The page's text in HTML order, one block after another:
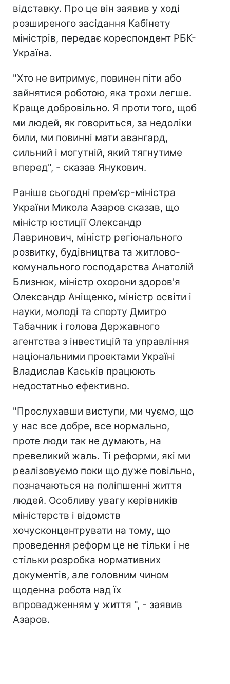
відставку. Про це він заявив у ході
розширеного засідання Кабінету
міністрів, передає кореспондент РБК-
Україна.
"Хто не витримує, повинен піти або
зайнятися роботою, яка трохи легше.
Краще добровільно. Я проти того, щоб
ми людей, як говориться, за недоліки
били, ми повинні мати авангард,
сильний і могутній, який тягнутиме
вперед", - сказав Янукович.
Раніше сьогодні прем’єр-міністра
України Микола Азаров сказав, що
міністр юстиції Олександр
Лавринович, міністр регіонального
розвитку, будівництва та житлово-
комунального господарства Анатолій
Близнюк, міністр охорони здоров'я
Олександр Аніщенко, міністр освіти і
науки, молоді та спорту Дмитро
Табачник і голова Державного
агентства з інвестицій та управління
національними проектами Україні
Владислав Каськів працюють
недостатньо ефективно.
"Прослухавши виступи, ми чуємо, що
у нас все добре, все нормально,
проте люди так не думають, на
превеликий жаль. Ті реформи, які ми
реалізовуємо поки що дуже повільно,
позначаються на поліпшенні життя
людей. Особливу увагу керівників
міністерств і відомств
хочусконцентрувати на тому, що
проведення реформ це не тільки і не
стільки розробка нормативних
документів, але головним чином
щоденна робота над їх
впровадженням у життя ", - заявив
Азаров.